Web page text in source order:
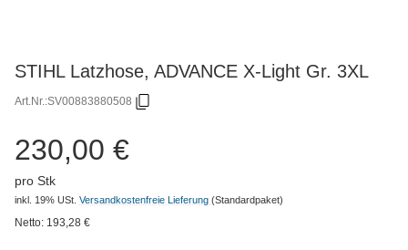
STIHL Latzhose, ADVANCE X-Light Gr. 3XL
Art.Nr.:SV00883880508
230,00 €
pro Stk
inkl. 19% USt. Versandkostenfreie Lieferung (Standardpaket)
Netto: 193,28 €